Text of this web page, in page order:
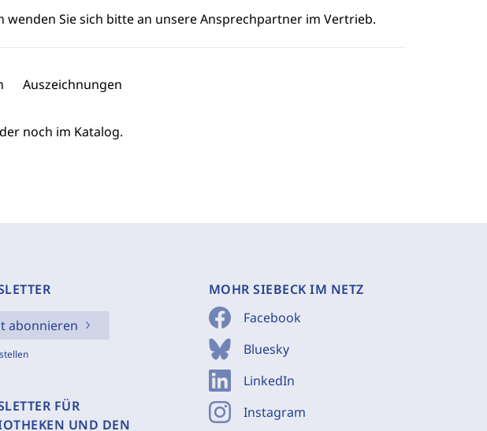
Sie sich bitte an unsere Ansprechpartner im Vertrieb.
Auszeichnungen
noch im Katalog.
abonnieren
FÜR
UND DEN
MOHR SIEBECK IM NETZ
Facebook
Bluesky
LinkedIn
Instagram